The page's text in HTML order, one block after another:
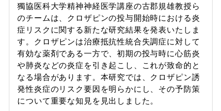
獨協医科大学精神神経医学講座の古郡規雄教授ら
のチームは、クロザピンの投与開始時における炎
症リスクに関する新たな研究結果を発表いたしま
す。クロザピンは治療抵抗性統合失調症に対して
有効な薬剤である一方で、初期の投与時に心筋炎
や肺炎などの炎症を引き起こし、これが致命的と
なる場合があります。本研究では、クロザピン誘
発性炎症のリスク要因を明らかにし、その予防策
について重要な知見を見出しました。